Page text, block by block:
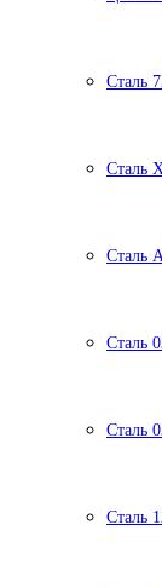
Сталь
Сталь
Сталь
Сталь
Сталь
Сталь